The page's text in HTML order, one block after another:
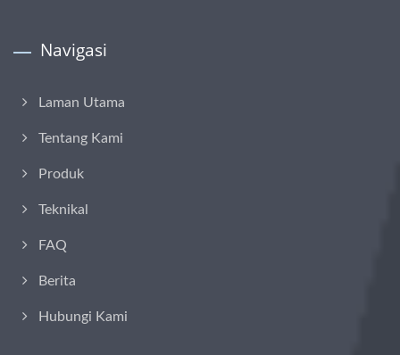
Navigasi
Laman Utama
Tentang Kami
Produk
Teknikal
FAQ
Berita
Hubungi Kami